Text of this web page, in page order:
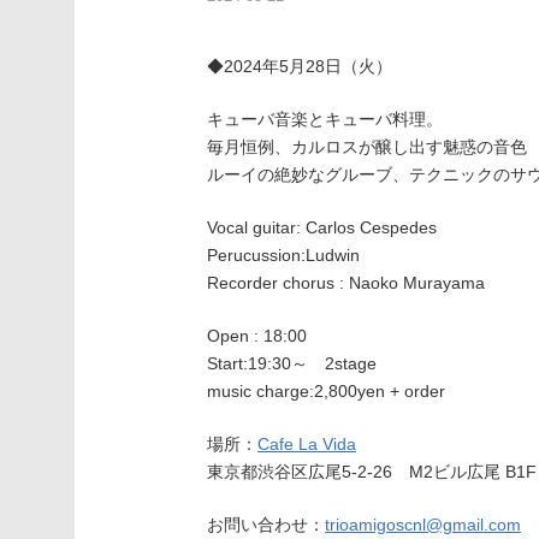
◆2024年5月28日（火）
キューバ音楽とキューバ料理。
毎月恒例、カルロスが醸し出す魅惑の音色
ルーイの絶妙なグルーブ、テクニックのサ
Vocal guitar: Carlos Cespedes
Perucussion:Ludwin
Recorder chorus : Naoko Murayama
Open : 18:00
Start:19:30～ 2stage
music charge:2,800yen + order
場所： Cafe La Vida
東京都渋谷区広尾5-2-26 M2ビル広尾 B1F
お問い合わせ： trioamigoscnl@gmail.com